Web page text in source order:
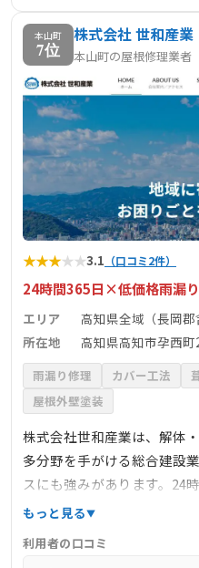
本山町
7位
株式会社 世和産業
本山町の屋根修理業者
★★★★★3.1 （口コミ2件）
24時間365日×低価格雨漏
エリア
高知県全域（長岡
所在地
高知県高知市孕西町
雨漏り修理 カバー工法
屋根外壁塗装
株式会社世和産業は、解体
多分野を手がける総合建設
スにも強みがあります。24
調査・散水検査・応急処置
くれて助かった」「料金が
もっと見る
利用者の口コミ